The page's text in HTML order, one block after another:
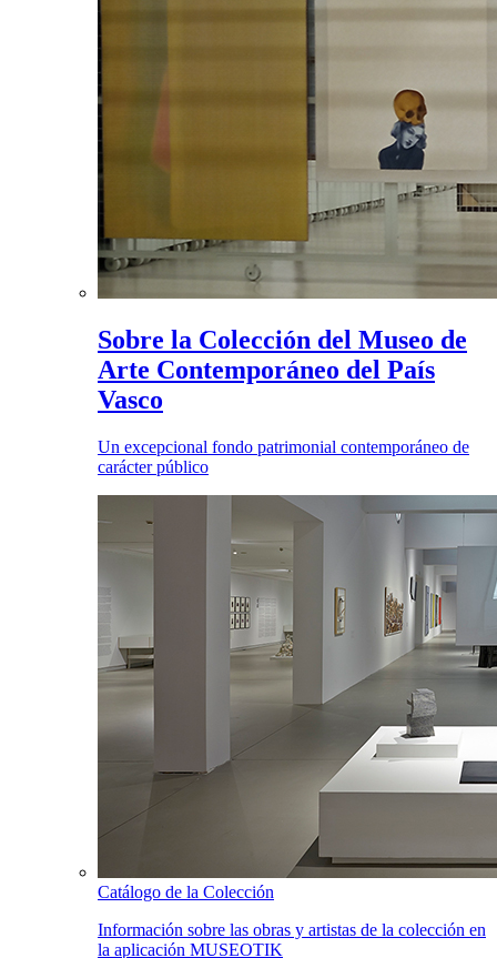
Sobre la Colección del Museo de
Arte Contemporáneo del País
Vasco
Un excepcional fondo patrimonial contemporáneo de
carácter público
Catálogo de la Colección
Información sobre las obras y artistas de la colección en
la aplicación MUSEOTIK